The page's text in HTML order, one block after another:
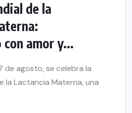
de la
amor y...
de agosto, se celebra la
la Lactancia Materna, una